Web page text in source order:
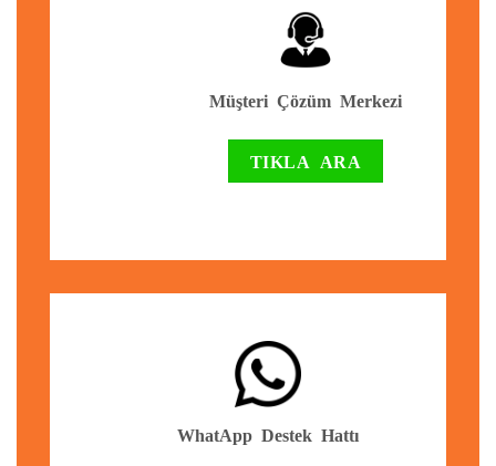
Müşteri Çözüm Merkezi
TIKLA ARA
WhatApp Destek Hattı